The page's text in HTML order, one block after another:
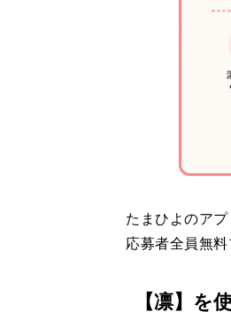
たまひよのア
応募者全員無料
【凛】を